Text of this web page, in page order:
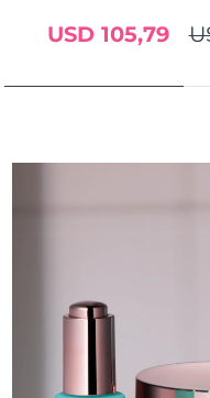
USD 105,79